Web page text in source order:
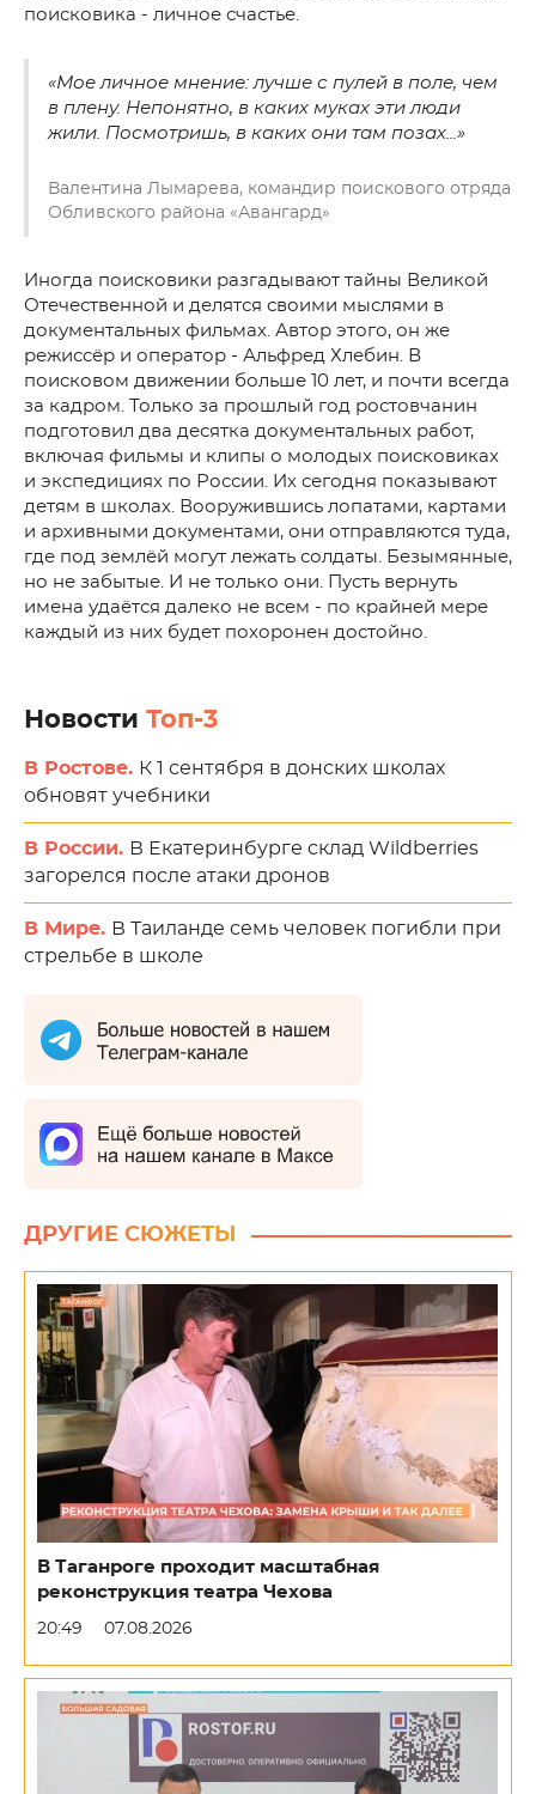
поисковика - личное счастье.
«Мое личное мнение: лучше с пулей в поле, чем
в плену. Непонятно, в каких муках эти люди
жили. Посмотришь, в каких они там позах...»
Валентина Лымарева, командир поискового отряда
Обливского района «Авангард»
Иногда поисковики разгадывают тайны Великой
Отечественной и делятся своими мыслями в
документальных фильмах. Автор этого, он же
режиссёр и оператор - Альфред Хлебин. В
поисковом движении больше 10 лет, и почти всегда
за кадром. Только за прошлый год ростовчанин
подготовил два десятка документальных работ,
включая фильмы и клипы о молодых поисковиках
и экспедициях по России. Их сегодня показывают
детям в школах. Вооружившись лопатами, картами
и архивными документами, они отправляются туда,
где под землёй могут лежать солдаты. Безымянные,
но не забытые. И не только они. Пусть вернуть
имена удаётся далеко не всем - по крайней мере
каждый из них будет похоронен достойно.
Новости Топ-3
В Ростове. К 1 сентября в донских школах
обновят учебники
В России. В Екатеринбурге склад Wildberries
загорелся после атаки дронов
В Мире. В Таиланде семь человек погибли при
стрельбе в школе
ДРУГИЕ СЮЖЕТЫ
В Таганроге проходит масштабная
реконструкция театра Чехова
20:49 07.08.2026